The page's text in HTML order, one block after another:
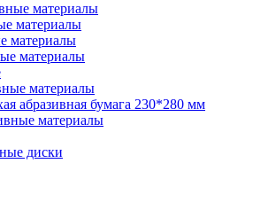
материалы
материалы
материалы
материалы
материалы
абразивная бумага 230*280 мм
материалы
диски